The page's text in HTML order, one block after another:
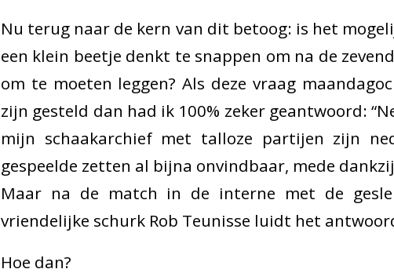
Nu terug naar de kern van dit betoog: is het
een klein beetje denkt te snappen om na de
om te moeten leggen? Als deze vraag
zijn gesteld dan had ik 100% zeker geantwoord:
mijn schaakarchief met talloze partijen zijn
gespeelde zetten al bijna onvindbaar, mede
Maar na de match in de interne met de
vriendelijke schurk Rob Teunisse luidt het
Hoe dan?